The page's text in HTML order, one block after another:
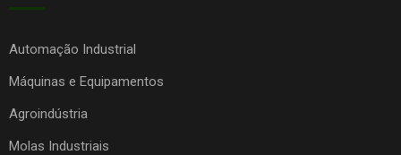
Automação Industrial
Máquinas e Equipamentos
Agroindústria
Molas Industriais